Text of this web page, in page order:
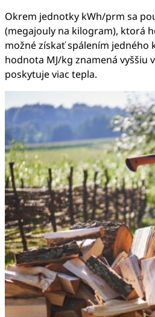
Okrem jednotky kWh/prm sa
(megajouly na kilogram), ktorá
možné získať spálením jedného
hodnota MJ/kg znamená vyššiu
poskytuje viac tepla.